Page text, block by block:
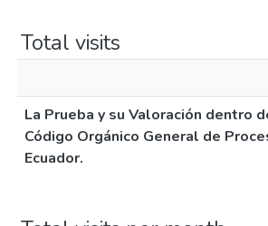
Total visits
La Prueba y su Valoración dentro
Código Orgánico General de
Ecuador.